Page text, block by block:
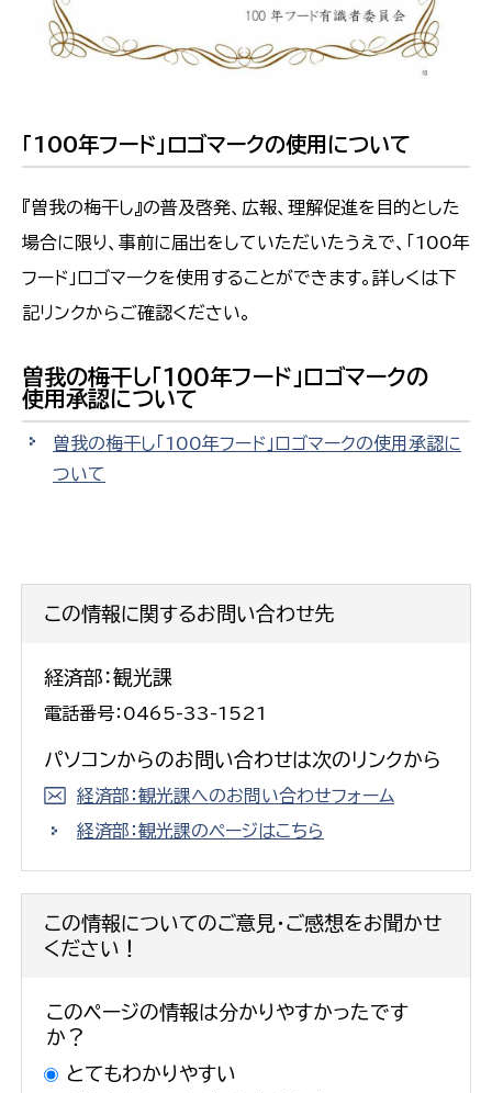
「100年フード」ロゴマークの使用について
『曽我の梅干し』の普及啓発、広報、理解促進を目的とした
場合に限り、事前に届出をしていただいたうえで、「100年
フード」ロゴマークを使用することができます。詳しくは下
記リンクからご確認ください。
曽我の梅干し「100年フード」ロゴマークの
使用承認について
曽我の梅干し「100年フード」ロゴマークの使用承認に
ついて
この情報に関するお問い合わせ先
経済部：観光課
電話番号：0465-33-1521
パソコンからのお問い合わせは次のリンクから
経済部：観光課へのお問い合わせフォーム
経済部：観光課のページはこちら
この情報についてのご意見・ご感想をお聞かせ
ください！
このページの情報は分かりやすかったです
か？
とてもわかりやすい